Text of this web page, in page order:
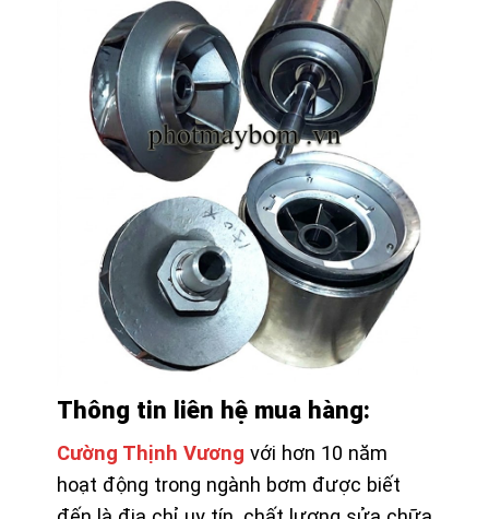
Thông tin liên hệ mua hàng:
Cường Thịnh Vương với hơn 10 năm
hoạt động trong ngành bơm được biết